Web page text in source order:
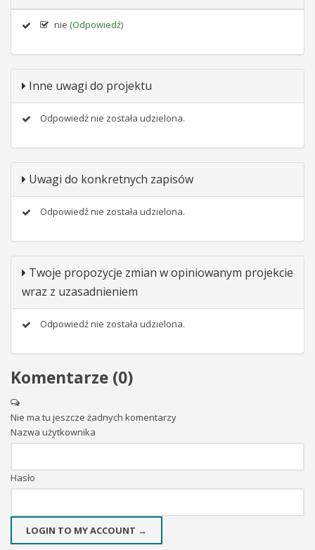
nie (Odpowiedź)
Inne uwagi do projektu
Odpowiedź nie została udzielona.
Uwagi do konkretnych zapisów
Odpowiedź nie została udzielona.
Twoje propozycje zmian w opiniowanym projekcie
wraz z uzasadnieniem
Odpowiedź nie została udzielona.
Komentarze (0)
Nie ma tu jeszcze żadnych komentarzy
Nazwa użytkownika
Hasło
LOGIN TO MY ACCOUNT →